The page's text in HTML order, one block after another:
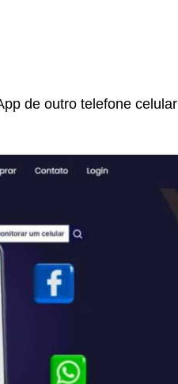
de outro telefone celular